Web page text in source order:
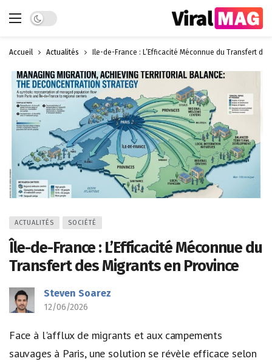
Dark mode
Accueil Actualités Île-de-France : L’Efficacité Méconnue du Transfert
ACTUALITÉS SOCIÉTÉ
Île-de-France : L’Efficacité Méconnue du
Transfert des Migrants en Province
Steven Soarez
12/06/2026
Face à l'afflux de migrants et aux campements
sauvages à Paris, une solution se révèle efficace selon